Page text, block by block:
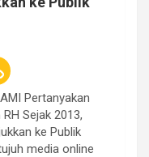
Pertanyakan
Sejak 2013,
ke Publik
media online